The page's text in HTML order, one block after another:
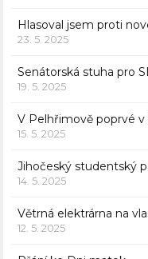
Hlasoval jsem proti
23. 5. 2025
Senátorská stuha pro
19. 5. 2025
V Pelhřimově poprvé
15. 5. 2025
Jihočeský studentský
14. 5. 2025
Větrná elektrárna na
12. 5. 2025